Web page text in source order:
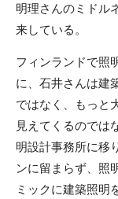
明理さんのミドル
来している。
フィンランドで照
に、石井さんは建
ではなく、もっと
見えてくるのでは
明設計事務所に移
ンに留まらず、照
ミックに建築照明